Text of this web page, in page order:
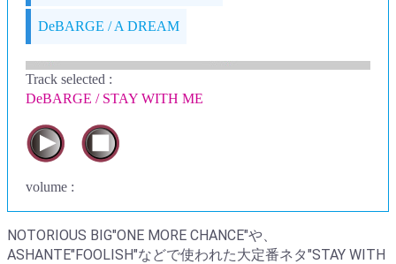
DeBARGE / A DREAM
Track selected :
DeBARGE / STAY WITH ME
volume :
NOTORIOUS BIG"ONE MORE CHANCE"や、
ASHANTE"FOOLISH"などで使われた大定番ネタ"STAY WITH